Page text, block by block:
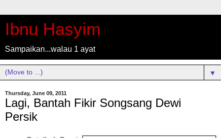
Ibnu Hasyim
Sampaikan...walau 1 ayat
▼
Thursday, June 09, 2011
Lagi, Bantah Fikir Songsang Dewi
Persik